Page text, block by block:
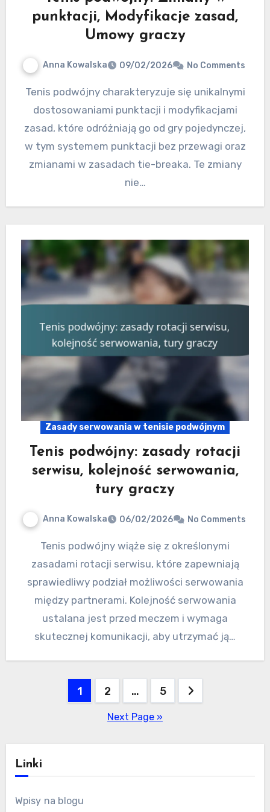
punktacji, Modyfikacje zasad,
Umowy graczy
Anna Kowalska 09/02/2026 No Comments
Tenis podwójny charakteryzuje się unikalnymi
dostosowaniami punktacji i modyfikacjami
zasad, które odróżniają go od gry pojedynczej,
w tym systemem punktacji bez przewagi oraz
zmianami w zasadach tie-breaka. Te zmiany
nie…
Zasady serwowania w tenisie podwójnym
Tenis podwójny: zasady rotacji
serwisu, kolejność serwowania,
tury graczy
Anna Kowalska 06/02/2026 No Comments
Tenis podwójny wiąże się z określonymi
zasadami rotacji serwisu, które zapewniają
sprawiedliwy podział możliwości serwowania
między partnerami. Kolejność serwowania
ustalana jest przed meczem i wymaga
skutecznej komunikacji, aby utrzymać ją…
1 2 … 5
Next Page »
Linki
Wpisy na blogu